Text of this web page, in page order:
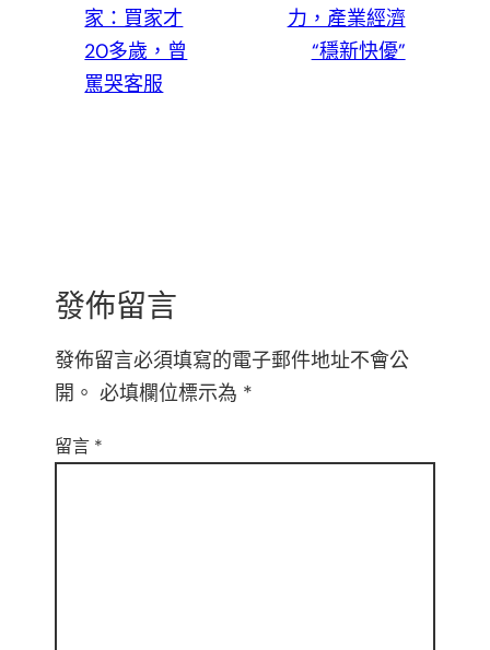
家：買家才
20多歲，曾
罵哭客服
力，產業經濟
“穩新快優”
發佈留言
發佈留言必須填寫的電子郵件地址不會公
開。 必填欄位標示為 *
留言 *